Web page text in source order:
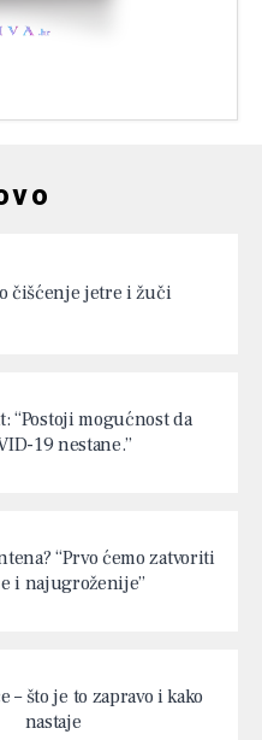
čišćenje jetre i žuči
“Postoji mogućnost da
19 nestane.”
“Prvo ćemo zatvoriti
i najugroženije”
– što je to zapravo i kako
nastaje